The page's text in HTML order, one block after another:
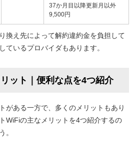
37か月目以降更新月以外
9,500円
換え先によって解約違約金を負担して
ているプロバイダもあります。
ット｜便利な点を4つ紹介
がある一方で、多くのメリットもあり
WiFiの主なメリットを4つ紹介するの
。